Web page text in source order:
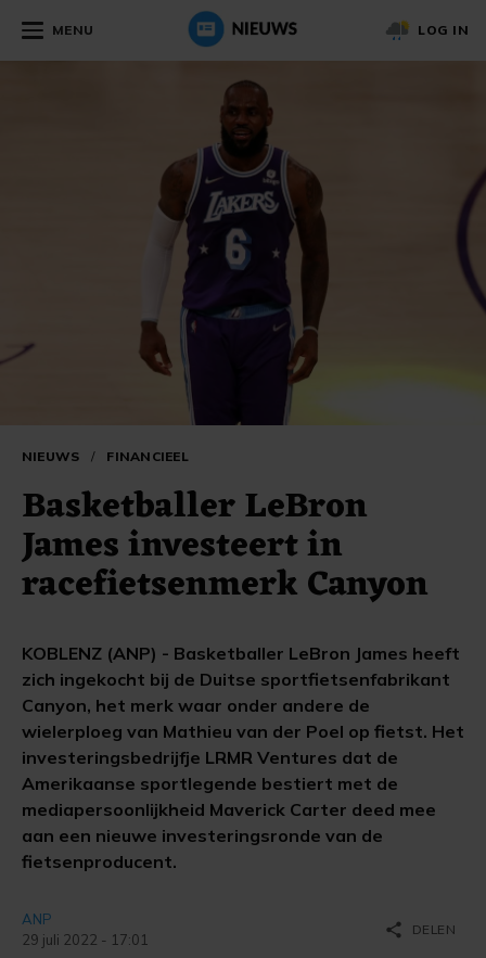
MENU LOG IN
NIEUWS / FINANCIEEL
Basketballer LeBron
James investeert in
racefietsenmerk Canyon
KOBLENZ (ANP) - Basketballer LeBron James heeft
zich ingekocht bij de Duitse sportfietsenfabrikant
Canyon, het merk waar onder andere de
wielerploeg van Mathieu van der Poel op fietst. Het
investeringsbedrijfje LRMR Ventures dat de
Amerikaanse sportlegende bestiert met de
mediapersoonlijkheid Maverick Carter deed mee
aan een nieuwe investeringsronde van de
fietsenproducent.
ANP
29 juli 2022 - 17:01
share DELEN